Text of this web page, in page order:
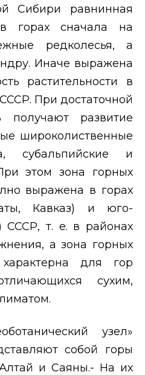
Сибири равнинная
горах сначала на
редколесья, а
Иначе выражена
растительности в
При достаточной
получают развитие
широколиственные
субальпийские и
этом зона горных
выражена в горах
Кавказ) и юго-
СССР, т. е. в районах
а зона горных
для гор
сухим,
узел»
собой горы
и Саяны.- На их